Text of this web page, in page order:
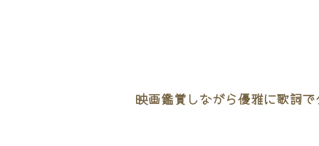
映画鑑賞しながら優雅に歌詞